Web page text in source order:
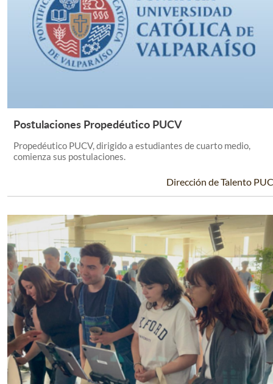
Postulaciones Propedéutico PUCV
Propedéutico PUCV, dirigido a estudiantes de cuarto medio,
comienza sus postulaciones.
Dirección de Talento